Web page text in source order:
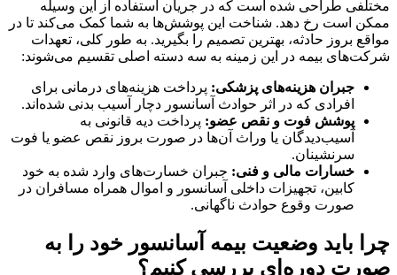
مختلفی طراحی شده است که در جریان استفاده از این وسیله
ممکن است رخ دهد. شناخت این پوشش‌ها به شما کمک می‌کند تا در
مواقع بروز حادثه، بهترین تصمیم را بگیرید. به طور کلی، تعهدات
شرکت‌های بیمه در این زمینه به سه دسته اصلی تقسیم می‌شوند:
جبران هزینه‌های پزشکی: پرداخت هزینه‌های درمانی برای
افرادی که در اثر حوادث آسانسور دچار آسیب بدنی شده‌اند.
پوشش فوت و نقص عضو: پرداخت دیه قانونی به
آسیب‌دیدگان یا وراث آن‌ها در صورت بروز نقص عضو یا فوت
سرنشینان.
خسارات مالی و فنی: جبران خسارت‌های وارد شده به خود
کابین، تجهیزات داخلی آسانسور و اموال همراه مسافران در
صورت وقوع حوادث ناگهانی.
چرا باید وضعیت بیمه آسانسور خود را به
صورت دوره‌ای بررسی کنیم؟